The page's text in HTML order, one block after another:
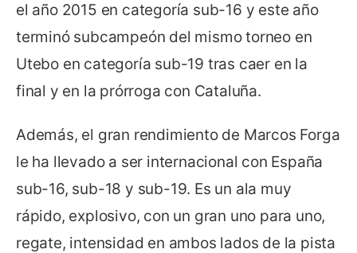
el año 2015 en categoría sub-16 y este año
terminó subcampeón del mismo torneo en
Utebo en categoría sub-19 tras caer en la
final y en la prórroga con Cataluña.
Además, el gran rendimiento de Marcos Forga
le ha llevado a ser internacional con España
sub-16, sub-18 y sub-19. Es un ala muy
rápido, explosivo, con un gran uno para uno,
regate, intensidad en ambos lados de la pista